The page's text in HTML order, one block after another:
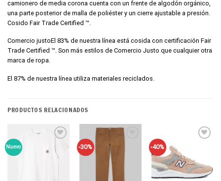
camionero de media corona cuenta con un frente de algodón orgánico,
una parte posterior de malla de poliéster y un cierre ajustable a presión.
Cosido Fair Trade Certified ™.
Comercio justoEl 83% de nuestra línea está cosida con certificación Fair
Trade Certified ™. Son más estilos de Comercio Justo que cualquier otra
marca de ropa.
El 87% de nuestra línea utiliza materiales reciclados.
PRODUCTOS RELACIONADOS
Nuevo
Añadir
a tu
lista de
-30% -40%
lista de
deseos